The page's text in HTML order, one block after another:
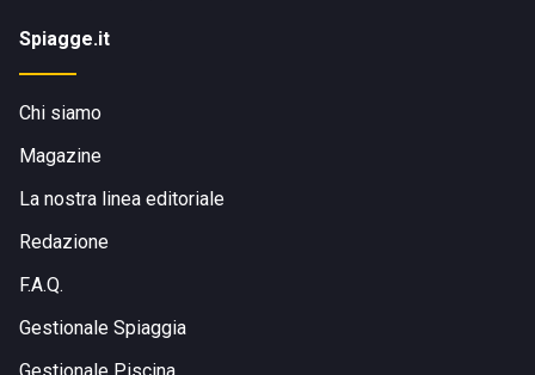
Spiagge.it
Chi siamo
Magazine
La nostra linea editoriale
Redazione
F.A.Q.
Gestionale Spiaggia